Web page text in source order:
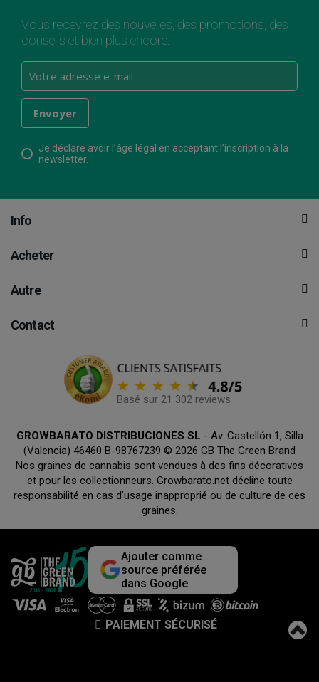
Vous recevrez des nouvelles, des promotions, des
conseils et bien plus encore.
Je déclare avoir l’âge légal en acceptant l’inscription à la
newsletter.
Info
Acheter
Autre
Contact
Basé sur 21 302 reviews
GROWBARATO DISTRIBUCIONES SL - Av. Castellón 1, Silla
(Valencia) 46460 B-98767239 © 2026 GB The Green Brand
Nos graines de cannabis sont vendues à des fins décoratives
et pour les collectionneurs. Growbarato.net décline toute
responsabilité en cas d’usage inapproprié ou de culture de ces
graines.
Ajouter comme
source préférée
dans Google
PAIEMENT SÉCURISÉ